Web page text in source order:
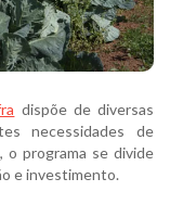
dispõe de diversas
necessidades de
o programa se divide
e investimento.